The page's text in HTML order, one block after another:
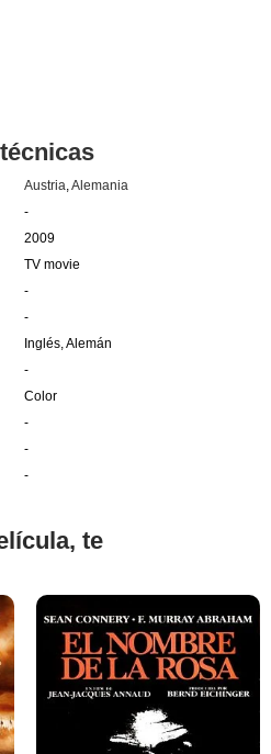
Austria Alemania
-
2009
TV movie
-
-
Inglés, Alemán
-
Color
-
-
-
te